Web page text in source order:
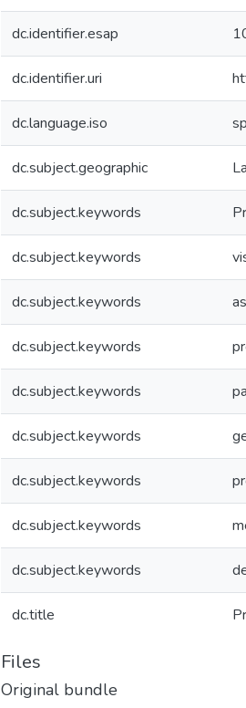
dc.identifier.esap
dc.identifier.uri
dc.language.iso
dc.subject.geographic
dc.subject.keywords
dc.subject.keywords
dc.subject.keywords
dc.subject.keywords
dc.subject.keywords
dc.subject.keywords
dc.subject.keywords
dc.subject.keywords
dc.subject.keywords
dc.title
Files
Original bundle